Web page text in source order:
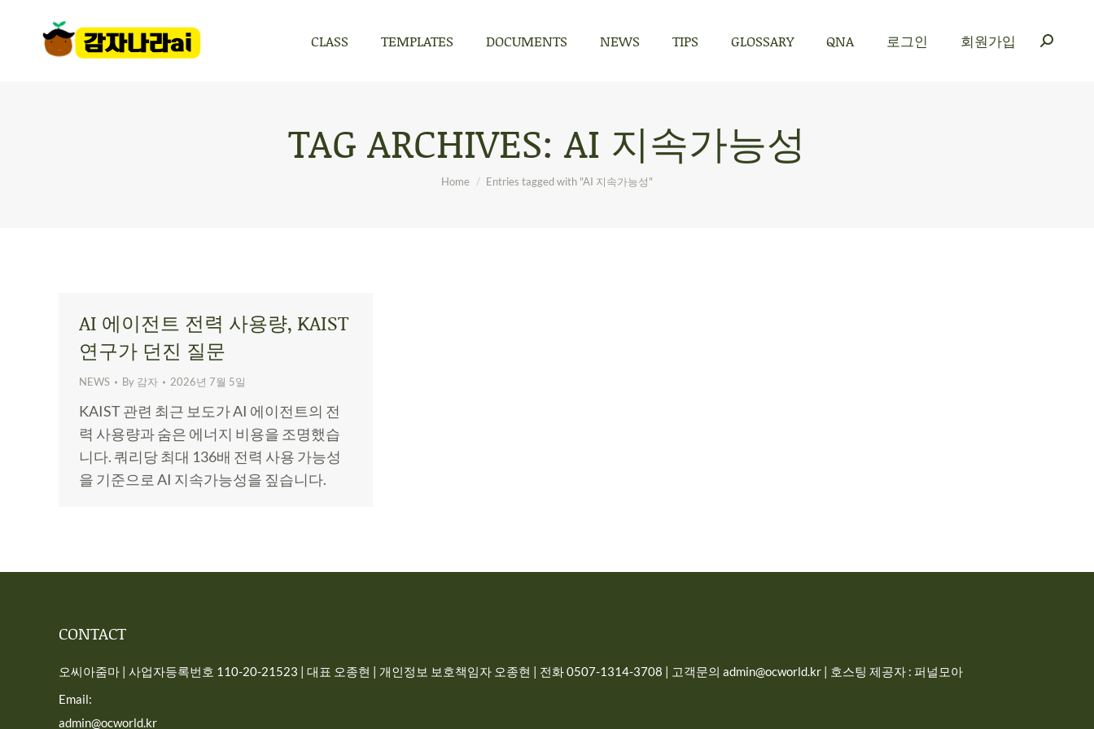
CLASS TEMPLATES DOCUMENTS NEWS TIPS GLOSSARY QNA 로그인 회원가입
TAG ARCHIVES:AI 지속가능성
You are here:
Home Entries tagged with "AI 지속가능성"
AI 에이전트 전력 사용량, KAIST
연구가 던진 질문
NEWS By 감자 2026년 7월 5일
KAIST 관련 최근 보도가 AI 에이전트의 전
력 사용량과 숨은 에너지 비용을 조명했습
니다. 쿼리당 최대 136배 전력 사용 가능성
을 기준으로 AI 지속가능성을 짚습니다.
CONTACT
오씨아줌마 | 사업자등록번호 110-20-21523 | 대표 오종현 | 개인정보 보호책임자 오종현 | 전화 0507-1314-3708 | 고객문의 admin@ocworld.kr | 호스팅 제공자 : 퍼널모아
Email:
admin@ocworld.kr
로그인 회원가입